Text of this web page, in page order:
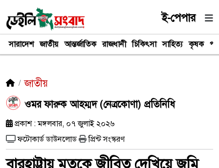
ই-পেপার
সারাদেশ জাতীয় আন্তর্জাতিক রাজধানী চিকিৎসা সাহিত্য কৃষক
জাতীয়
‎‎ওমর ফারুক আহম্মদ (নেত্রকোণা) প্রতিনিধি
প্রকাশ : মঙ্গলবার, ০৭ জুলাই ২০২৬
ফটোকার্ড ডাউনলোড
প্রিন্ট সংস্করণ
‎বারহাট্টায় মৃতকে জীবিত দেখিয়ে জমি